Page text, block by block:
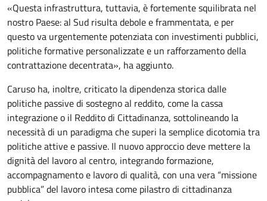
«Questa infrastruttura, tuttavia, è fortemente squilibrata nel
nostro Paese: al Sud risulta debole e frammentata, e per
questo va urgentemente potenziata con investimenti pubblici,
politiche formative personalizzate e un rafforzamento della
contrattazione decentrata», ha aggiunto.
Caruso ha, inoltre, criticato la dipendenza storica dalle
politiche passive di sostegno al reddito, come la cassa
integrazione o il Reddito di Cittadinanza, sottolineando la
necessità di un paradigma che superi la semplice dicotomia tra
politiche attive e passive. Il nuovo approccio deve mettere la
dignità del lavoro al centro, integrando formazione,
accompagnamento e lavoro di qualità, con una vera “missione
pubblica” del lavoro intesa come pilastro di cittadinanza